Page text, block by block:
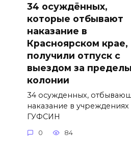
34 осуждённых,
которые отбывают
наказание в
Красноярском крае,
получили отпуск с
выездом за
колонии
34 осужденных,
наказание в учреждениях
ГУФСИН
0 84